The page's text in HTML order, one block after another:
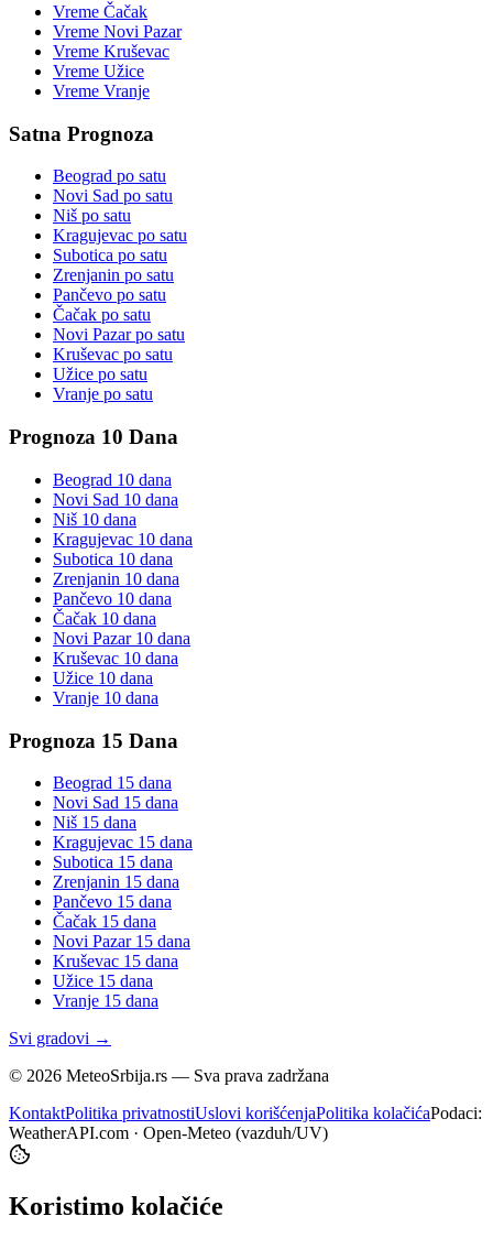
Vreme Čačak
Vreme Novi Pazar
Vreme Kruševac
Vreme Užice
Vreme Vranje
Satna Prognoza
Beograd po satu
Novi Sad po satu
Niš po satu
Kragujevac po satu
Subotica po satu
Zrenjanin po satu
Pančevo po satu
Čačak po satu
Novi Pazarpo satu
Kruševac po satu
Užice po satu
Vranje po satu
Prognoza 10 Dana
Beograd 10 dana
Novi Sad 10 dana
Niš 10 dana
Kragujevac 10 dana
Subotica 10 dana
Zrenjanin 10 dana
Pančevo 10 dana
Čačak 10 dana
Novi Pazar10 dana
Kruševac 10 dana
Užice 10 dana
Vranje 10 dana
Prognoza 15 Dana
Beograd 15 dana
Novi Sad 15 dana
Niš 15 dana
Kragujevac 15 dana
Subotica 15 dana
Zrenjanin 15 dana
Pančevo 15 dana
Čačak 15 dana
Novi Pazar15 dana
Kruševac 15 dana
Užice 15 dana
Vranje 15 dana
Svi gradovi →
© 2026 MeteoSrbija.rs — Sva prava zadržana
KontaktPolitika privatnostiUslovi korišćenjaPolitika kolačićaPodaci:
WeatherAPI.com · Open-Meteo (vazduh/UV)
Koristimo kolačiće